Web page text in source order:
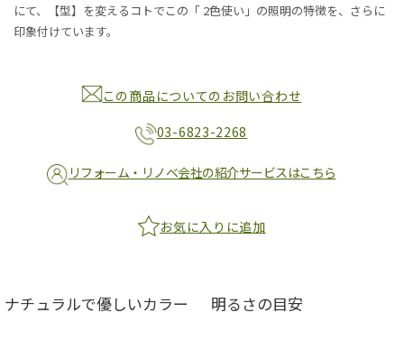
にて、【型】を変えるコトでこの「 2色使い」の照明の特徴を、さらに
印象付けています。
この商品についてのお問い合わせ
03-6823-2268
リフォーム・リノベ会社の紹介サービスはこちら
お気に入りに追加
ナチュラルで優しいカラー 明るさの目安